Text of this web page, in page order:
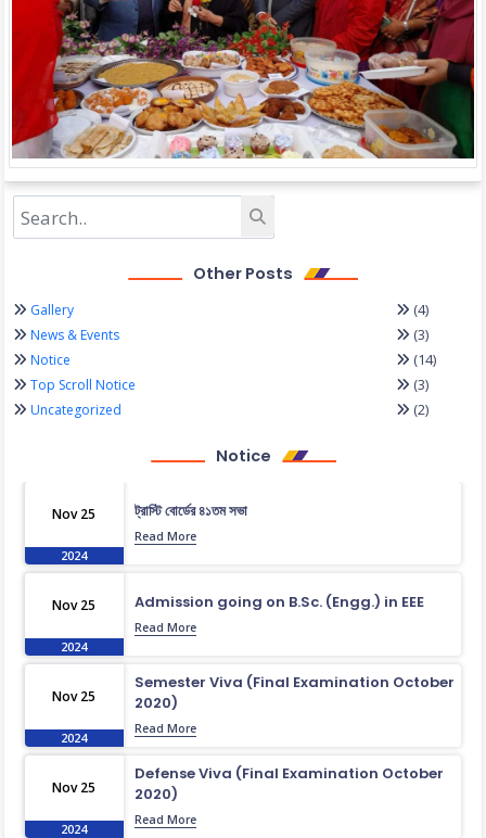
Other Posts
Gallery (4)
News & Events (3)
Notice (14)
Top Scroll Notice (3)
Uncategorized (2)
Notice
Nov 25
2024
ট্রাস্টি বোর্ডের ৪১তম সভা
Read More
Nov 25
2024
Admission going on B.Sc. (Engg.) in EEE
Read More
Nov 25
2024
Semester Viva (Final Examination October
2020)
Read More
Nov 25
2024
Defense Viva (Final Examination October
2020)
Read More